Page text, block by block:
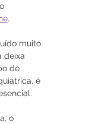
.
muito
deixa
de
é
o